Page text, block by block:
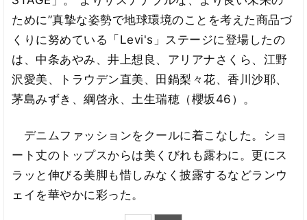
ために”真摯な姿勢で地球環境のことを考えた商品づ
くりに努めている「Levi's」ステージに登場したの
は、中条あやみ、井上想良、アリアナさくら、江野
沢愛美、トラウデン直美、田鍋梨々花、香川沙耶、
茅島みずき、綱啓永、土生瑞穂（櫻坂46）。
デニムファッションをクールに着こなした。ショ
ート丈のトップスからは美くびれも露わに。更にス
ラッと伸びる美脚も惜しみなく披露するなどランウ
ェイを華やかに彩った。